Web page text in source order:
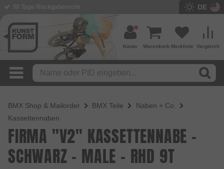
DE
Vergleich
Merkliste
Warenkorb
Konto
BMX Shop & Mailorder BMX Teile
Naben + Co.
Kassettennaben
FIRMA "V2" KASSETTENNABE -
SCHWARZ - MALE - RHD 9T